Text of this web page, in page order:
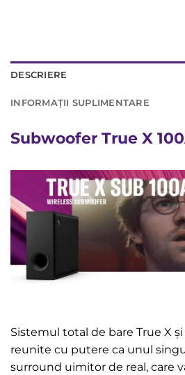
DESCRIERE
INFORMAȚII SUPLIMENTARE
Subwoofer True X
Sistemul total de bare True X
reunite cu putere ca unul
surround uimitor de real, care